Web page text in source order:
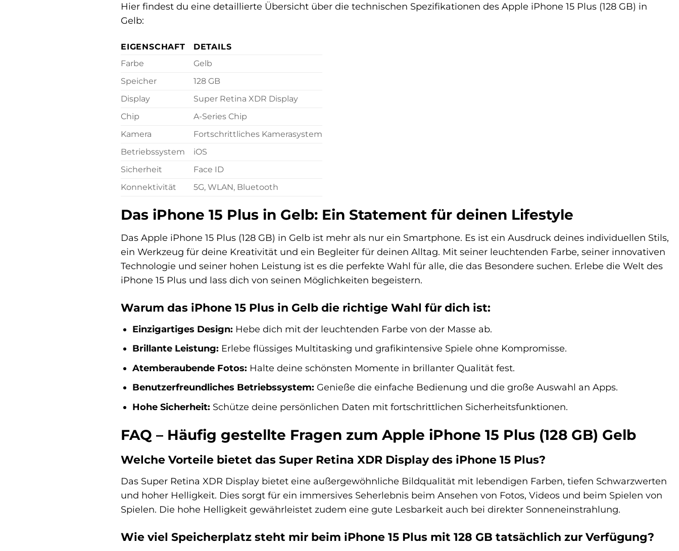
Hier findest du eine detaillierte Übersicht über die technischen Spezifikationen des Apple iPhone 15 Plus (128 GB) in
Gelb:
EIGENSCHAFT
DETAILS
Farbe
Gelb
Speicher
128 GB
Display
Super Retina XDR Display
Chip
A-Series Chip
Kamera
Fortschrittliches Kamerasystem
Betriebssystem
iOS
Sicherheit
Face ID
Konnektivität
5G, WLAN, Bluetooth
Das iPhone 15 Plus in Gelb: Ein Statement für deinen Lifestyle
Das Apple iPhone 15 Plus (128 GB) in Gelb ist mehr als nur ein Smartphone. Es ist ein Ausdruck deines individuellen Stils,
ein Werkzeug für deine Kreativität und ein Begleiter für deinen Alltag. Mit seiner leuchtenden Farbe, seiner innovativen
Technologie und seiner hohen Leistung ist es die perfekte Wahl für alle, die das Besondere suchen. Erlebe die Welt des
iPhone 15 Plus und lass dich von seinen Möglichkeiten begeistern.
Warum das iPhone 15 Plus in Gelb die richtige Wahl für dich ist:
Einzigartiges Design: Hebe dich mit der leuchtenden Farbe von der Masse ab.
Brillante Leistung: Erlebe flüssiges Multitasking und grafikintensive Spiele ohne Kompromisse.
Atemberaubende Fotos: Halte deine schönsten Momente in brillanter Qualität fest.
Benutzerfreundliches Betriebssystem: Genieße die einfache Bedienung und die große Auswahl an Apps.
Hohe Sicherheit: Schütze deine persönlichen Daten mit fortschrittlichen Sicherheitsfunktionen.
FAQ – Häufig gestellte Fragen zum Apple iPhone 15 Plus (128 GB) Gelb
Welche Vorteile bietet das Super Retina XDR Display des iPhone 15 Plus?
Das Super Retina XDR Display bietet eine außergewöhnliche Bildqualität mit lebendigen Farben, tiefen Schwarzwerten
und hoher Helligkeit. Dies sorgt für ein immersives Seherlebnis beim Ansehen von Fotos, Videos und beim Spielen von
Spielen. Die hohe Helligkeit gewährleistet zudem eine gute Lesbarkeit auch bei direkter Sonneneinstrahlung.
Wie viel Speicherplatz steht mir beim iPhone 15 Plus mit 128 GB tatsächlich zur Verfügung?